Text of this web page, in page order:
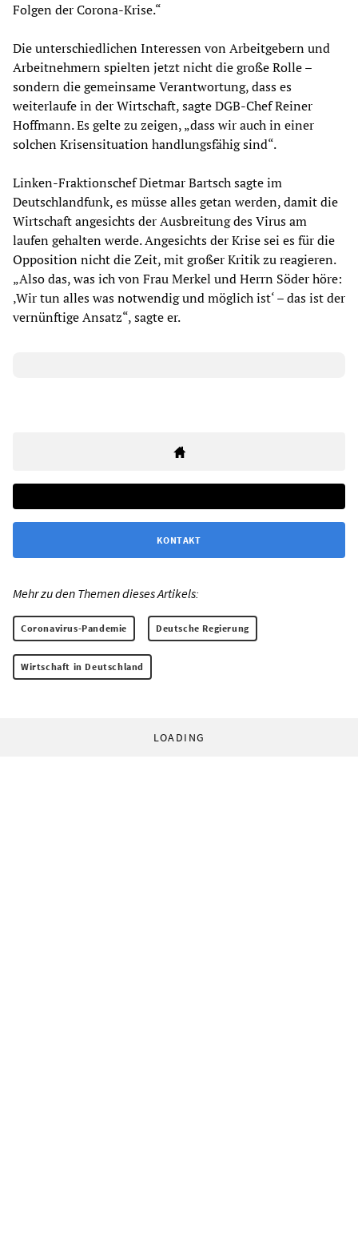
Folgen der Corona-Krise.“
Die unterschiedlichen Interessen von Arbeitgebern und
Arbeitnehmern spielten jetzt nicht die große Rolle –
sondern die gemeinsame Verantwortung, dass es
weiterlaufe in der Wirtschaft, sagte DGB-Chef Reiner
Hoffmann. Es gelte zu zeigen, „dass wir auch in einer
solchen Krisensituation handlungsfähig sind“.
Linken-Fraktionschef Dietmar Bartsch sagte im
Deutschlandfunk, es müsse alles getan werden, damit die
Wirtschaft angesichts der Ausbreitung des Virus am
laufen gehalten werde. Angesichts der Krise sei es für die
Opposition nicht die Zeit, mit großer Kritik zu reagieren.
„Also das, was ich von Frau Merkel und Herrn Söder höre:
‚Wir tun alles was notwendig und möglich ist‘ – das ist der
vernünftige Ansatz“, sagte er.
KONTAKT
Mehr zu den Themen dieses Artikels:
Coronavirus-Pandemie Deutsche Regierung
Wirtschaft in Deutschland
LOADING